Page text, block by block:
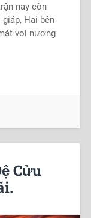
nay còn
Hai bên
voi nương
Cửu